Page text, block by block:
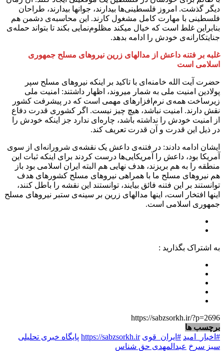
دیگر گذشت. امروز فلسطینی‌ها بیدارند، جوانها بیدارند، طراحان
فلسطینی با مهارت کامل مشغول کارند. این محاسبه‌ی دشمن هم
بنابراین غلط است که خیال میکند مظلوم‌نمایی بکند تا بتواند حمله‌ی
جنایتکارانه‌ی خودش را ادامه بدهد.
غلبه بر فتنه داعش از مدالهای زرین نیروهای مسلح جمهوری
اسلامی است
حضرت آیت الله خامنه‌ای با تاکید بر اینکه نیروهای مسلح سپر
پولادین امنیت ملی به شمار میروند، اظهار داشتند: امنیت ملی
زیرساخت همه‌ی نرم‌افزارهای مهمی است که در پیشرفت کشور
نقش دارند. امنیت نباشد، هیچ چیز نیست. اگر کشوری قدرت دفاع
از امنیت خودش را نداشته باشد، چاره‌ای ندارد جز اینکه خودش را
در ذیل این قدرت و آن قدرت تعریف کند.
ایشان ادامه دادند: در فتنه‌ی داعش یک نقشه‌ی شرورانه‌ای از سوی
آمریکا بود، داعش را آمریکایی‌ها درست کردند برای اینکه ثبات این
منطقه را به هم بریزند، هدف نهایی هم البته ایران اسلامی بود باز
هم نیروهای مسلح ما با همراهی نیروهای مسلح کشورهای هدف
توانستند بر این فتنه فائق بیایند، توانستند این نقشه را باطل کنند،
اینها افتخار است، اینها مدالهای زرین بر سینه‌ی ستبر نیروهای مسلح
جمهوری اسلامی است.
به اشتراک بگذارید :
https://sabzsorkh.ir/?p=2696
برچسب ها
#اخبار_امید #ایران_قوی https://sabzsorkh.ir پایگاه خبری تحلیلی
سبز سرخ عبدالمهدی حق شناس